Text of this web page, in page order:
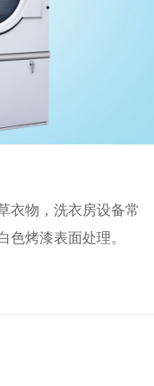
衣物，洗衣房设备常
烤漆表面处理。